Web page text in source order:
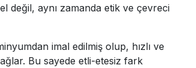
değil, aynı zamanda etik ve çevreci
imal edilmiş olup, hızlı ve
Bu sayede etli-etesiz fark